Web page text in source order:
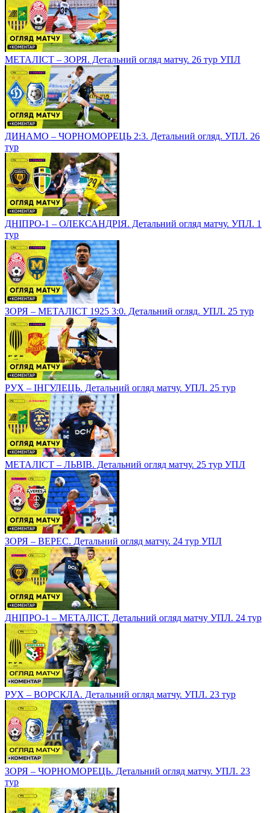
МЕТАЛІСТ – ЗОРЯ. Детальний огляд матчу. 26 тур УПЛ
ДИНАМО – ЧОРНОМОРЕЦЬ 2:3. Детальний огляд. УПЛ. 26
тур
ДНІПРО-1 – ОЛЕКСАНДРІЯ. Детальний огляд матчу. УПЛ. 1
тур
ЗОРЯ – МЕТАЛІСТ 1925 3:0. Детальний огляд. УПЛ. 25 тур
РУХ – ІНГУЛЕЦЬ. Детальний огляд матчу. УПЛ. 25 тур
МЕТАЛІСТ – ЛЬВІВ. Детальний огляд матчу. 25 тур УПЛ
ЗОРЯ – ВЕРЕС. Детальний огляд матчу. 24 тур УПЛ
ДНІПРО-1 – МЕТАЛІСТ. Детальний огляд матчу УПЛ. 24 тур
РУХ – ВОРСКЛА. Детальний огляд матчу. УПЛ. 23 тур
ЗОРЯ – ЧОРНОМОРЕЦЬ. Детальний огляд матчу. УПЛ. 23
тур